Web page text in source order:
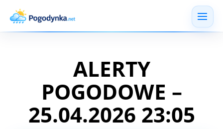
ALERTY
POGODOWE –
25.04.2026 23:05